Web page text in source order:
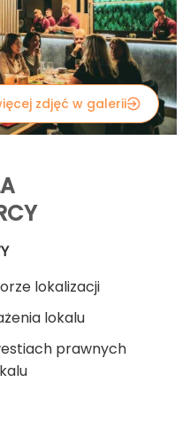
zdjęć w galerii
lokalizacji
lokalu
prawnych